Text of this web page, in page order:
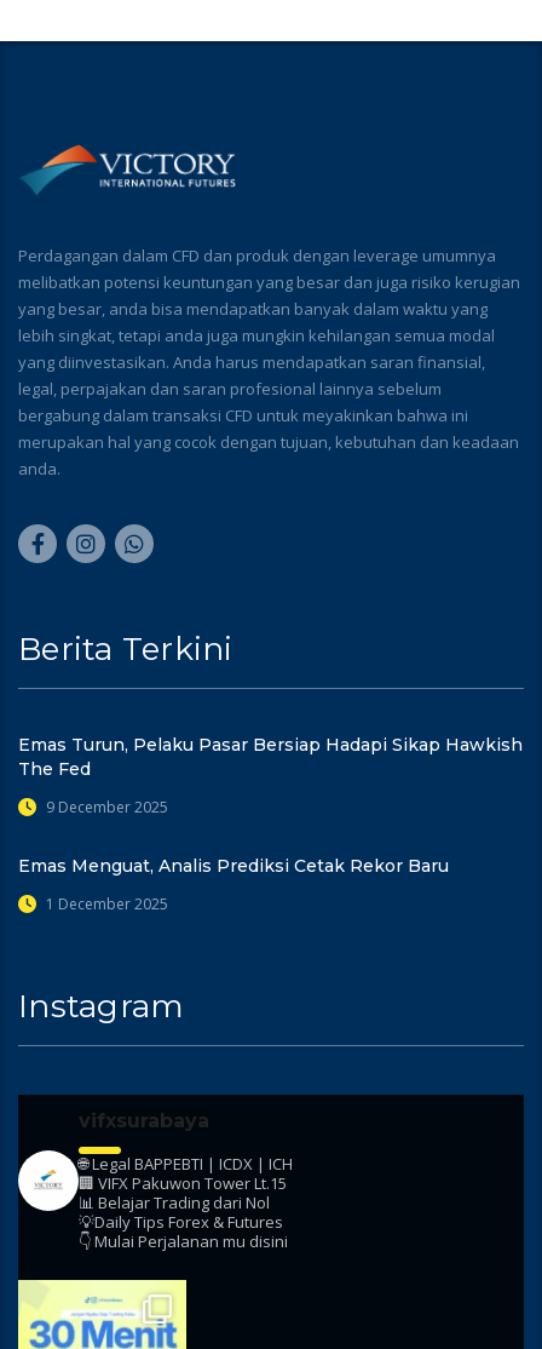
Perdagangan dalam CFD dan produk dengan leverage umumnya
melibatkan potensi keuntungan yang besar dan juga risiko kerugian
yang besar, anda bisa mendapatkan banyak dalam waktu yang
lebih singkat, tetapi anda juga mungkin kehilangan semua modal
yang diinvestasikan. Anda harus mendapatkan saran finansial,
legal, perpajakan dan saran profesional lainnya sebelum
bergabung dalam transaksi CFD untuk meyakinkan bahwa ini
merupakan hal yang cocok dengan tujuan, kebutuhan dan keadaan
anda.
Berita Terkini
Emas Turun, Pelaku Pasar Bersiap Hadapi Sikap Hawkish
The Fed
9 December 2025
Emas Menguat, Analis Prediksi Cetak Rekor Baru
1 December 2025
Instagram
vifxsurabaya
🌐 Legal BAPPEBTI | ICDX | ICH
🏢 VIFX Pakuwon Tower Lt.15
📊 Belajar Trading dari Nol
💡Daily Tips Forex & Futures
👇 Mulai Perjalanan mu disini